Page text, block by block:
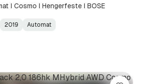
I Cosmo I Hengerfeste I BOSE
2019
Automat